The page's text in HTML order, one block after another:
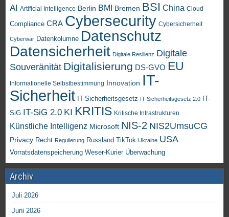
AI Artificial Intelligence Berlin BMI Bremen BSI China Cloud
Compliance CRA Cybersecurity Cybersicherheit
Cyberwar Datenkolumne Datenschutz
Datensicherheit Digitale Resilienz Digitale
Souveränität Digitalisierung DS-GVO EU
Informationelle Selbstbestimmung Innovation IT-
Sicherheit IT-Sicherheitsgesetz IT-Sicherheitsgesetz 2.0
IT-
SiG IT-SiG 2.0 KI KRITIS Kritische Infrastrukturen
Künstliche Intelligenz Microsoft NIS-2 NIS2UmsuCG
Privacy Recht Regulierung Russland TikTok Ukraine USA
Vorratsdatenspeicherung Weser-Kurier Überwachung
Archiv
Juli 2026
Juni 2026